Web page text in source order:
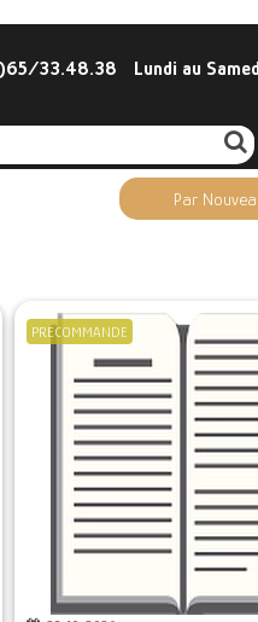
Lundi au
33.48.38
Par
PRECOMMANDE